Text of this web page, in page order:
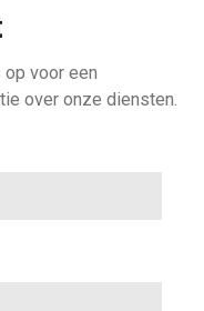
voor een
over onze diensten.